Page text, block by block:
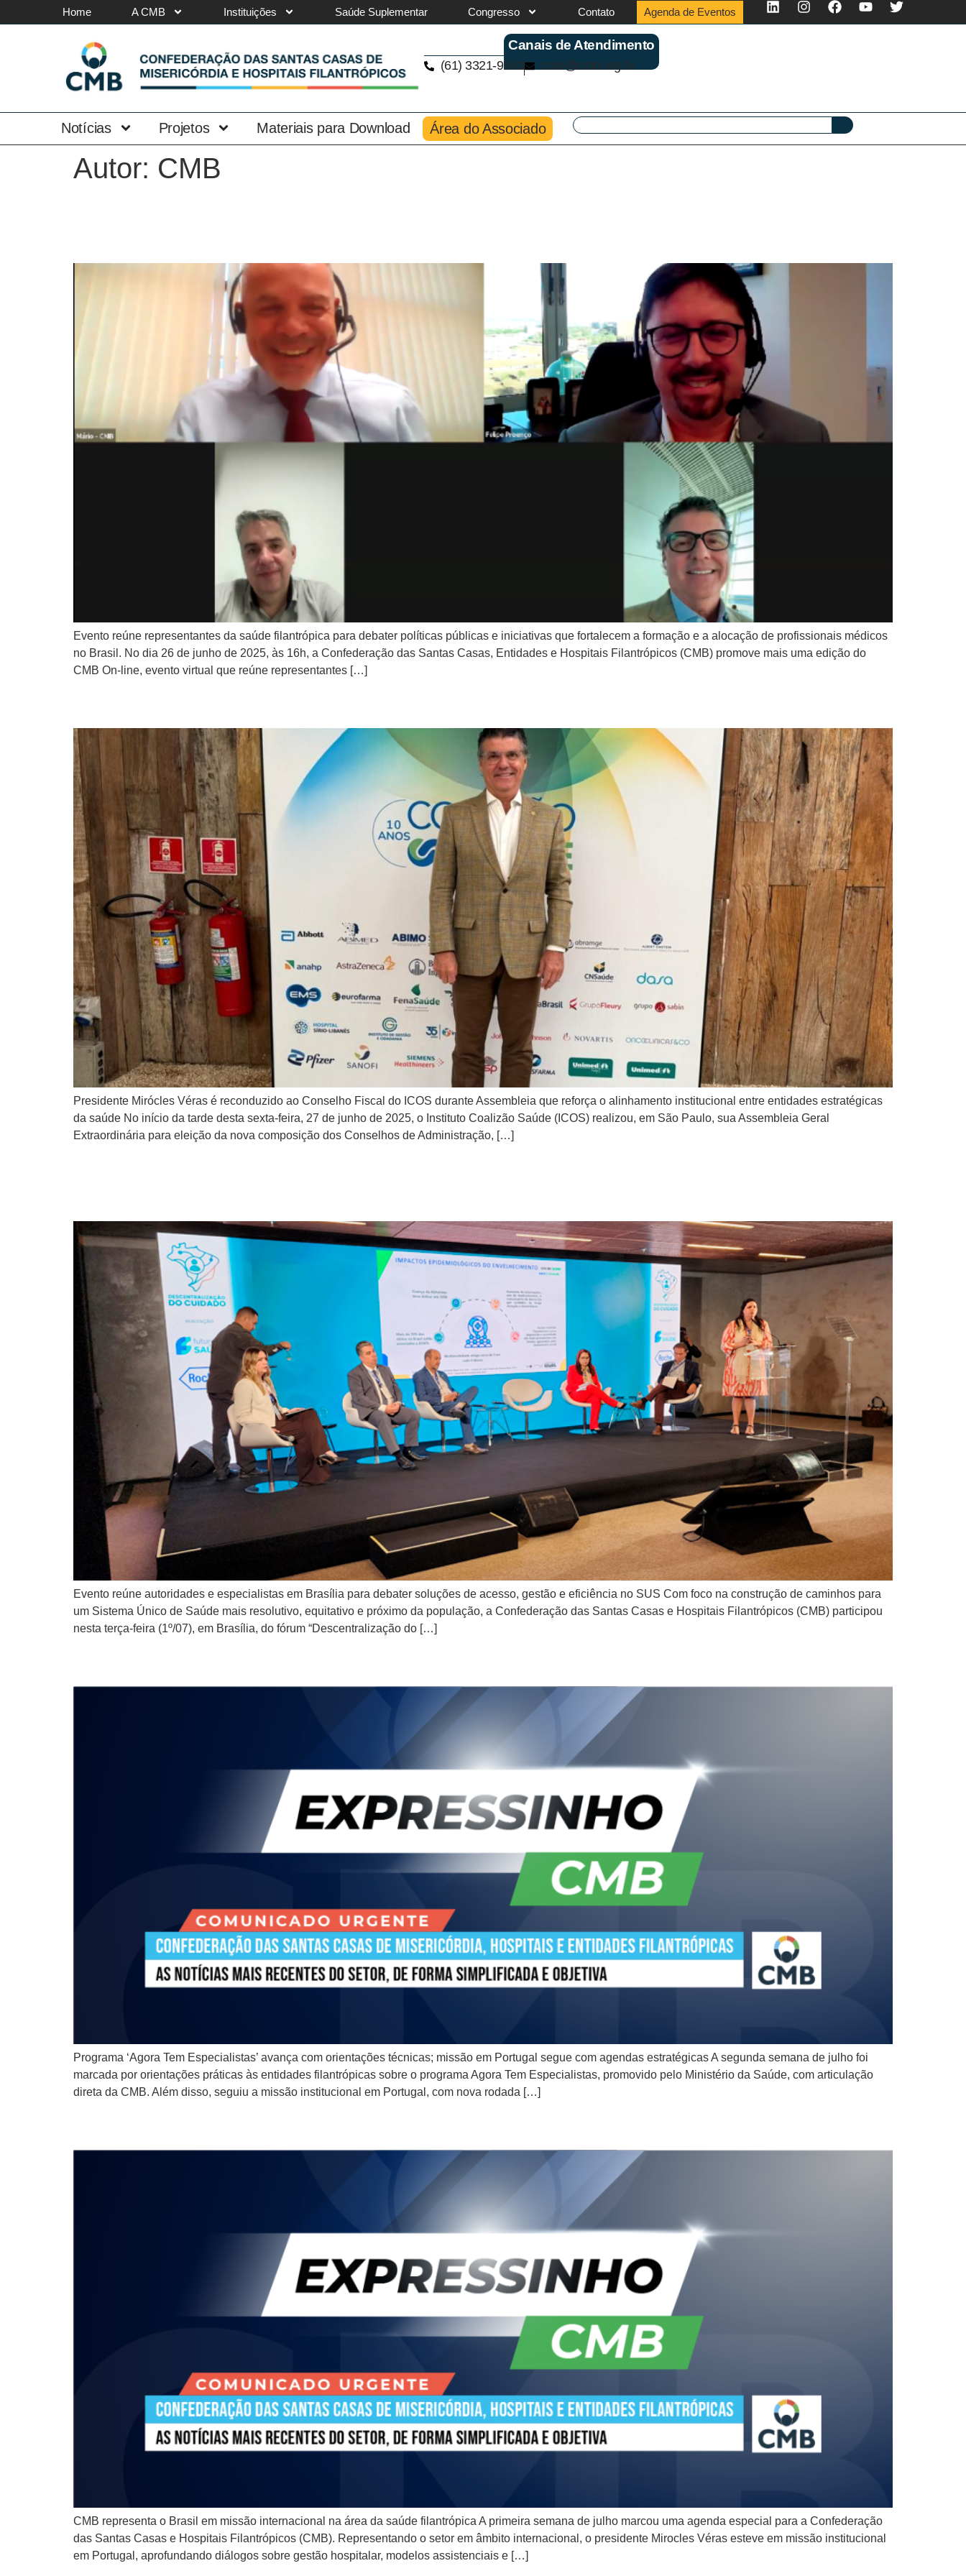
Home A CMB Instituições Saúde Suplementar Congresso Contato Agenda de Eventos
Canais de Atendimento
(61) 3321-9563 cmb@cmb.org.br
Notícias Projetos Materiais para Download Área do Associado
Autor: CMB
Evento reúne representantes da saúde filantrópica para debater políticas públicas e iniciativas que fortalecem a formação e a alocação de profissionais médicos
no Brasil. No dia 26 de junho de 2025, às 16h, a Confederação das Santas Casas, Entidades e Hospitais Filantrópicos (CMB) promove mais uma edição do
CMB On-line, evento virtual que reúne representantes […]
Presidente Mirócles Véras é reconduzido ao Conselho Fiscal do ICOS durante Assembleia que reforça o alinhamento institucional entre entidades estratégicas
da saúde No início da tarde desta sexta-feira, 27 de junho de 2025, o Instituto Coalizão Saúde (ICOS) realizou, em São Paulo, sua Assembleia Geral
Extraordinária para eleição da nova composição dos Conselhos de Administração, […]
Evento reúne autoridades e especialistas em Brasília para debater soluções de acesso, gestão e eficiência no SUS Com foco na construção de caminhos para
um Sistema Único de Saúde mais resolutivo, equitativo e próximo da população, a Confederação das Santas Casas e Hospitais Filantrópicos (CMB) participou
nesta terça-feira (1º/07), em Brasília, do fórum “Descentralização do […]
Programa ‘Agora Tem Especialistas’ avança com orientações técnicas; missão em Portugal segue com agendas estratégicas A segunda semana de julho foi
marcada por orientações práticas às entidades filantrópicas sobre o programa Agora Tem Especialistas, promovido pelo Ministério da Saúde, com articulação
direta da CMB. Além disso, seguiu a missão institucional em Portugal, com nova rodada […]
CMB representa o Brasil em missão internacional na área da saúde filantrópica A primeira semana de julho marcou uma agenda especial para a Confederação
das Santas Casas e Hospitais Filantrópicos (CMB). Representando o setor em âmbito internacional, o presidente Mirocles Véras esteve em missão institucional
em Portugal, aprofundando diálogos sobre gestão hospitalar, modelos assistenciais e […]